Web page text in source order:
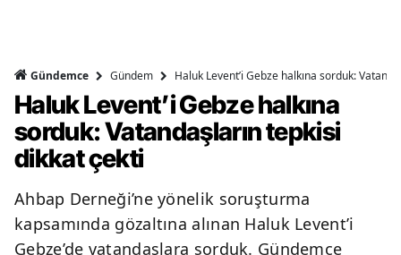
Gündemce Gündem Haluk Levent’i Gebze halkına sorduk:
Haluk Levent’i Gebze halkına
sorduk: Vatandaşların tepkisi
dikkat çekti
Ahbap Derneği’ne yönelik soruşturma
kapsamında gözaltına alınan Haluk Levent’i
Gebze’de vatandaşlara sorduk. Gündemce